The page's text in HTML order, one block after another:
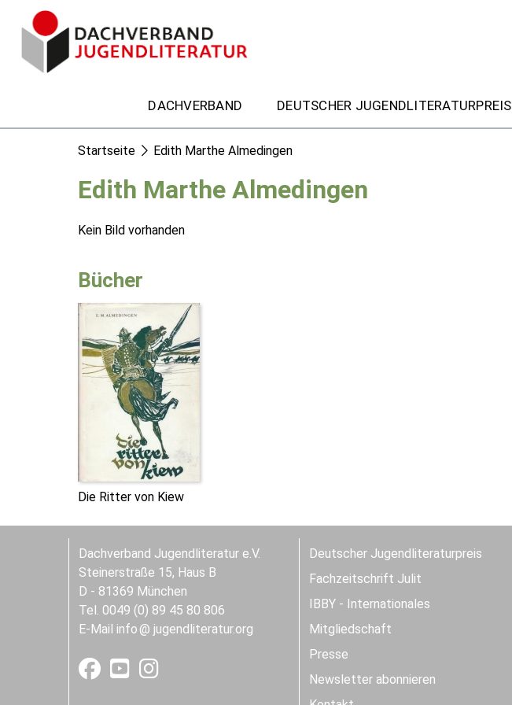
DACHVERBAND DEUTSCHER JUGENDLITERATURPREIS
Startseite Edith Marthe Almedingen
Edith Marthe Almedingen
Kein Bild vorhanden
Bücher
Die Ritter von Kiew
Dachverband Jugendliteratur e.V.
Steinerstraße 15, Haus B
D - 81369 München
Tel. 0049 (0) 89 45 80 806
E-Mail info jugendliteratur.org
Deutscher Jugendliteraturpreis
Fachzeitschrift Julit
IBBY - Internationales
Mitgliedschaft
Presse
Newsletter abonnieren